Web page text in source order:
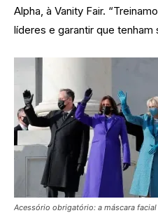
Alpha, à Vanity Fair.
líderes e garantir que tenham
Acessório obrigatório: a máscara facial